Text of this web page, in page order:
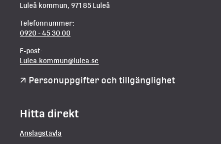
Luleå kommun, 971 85 Luleå
Telefonnummer:
0920 - 45 30 00
E-post:
Lulea.kommun@lulea.se
Personuppgifter och tillgänglighet
Hitta direkt
Anslagstavla